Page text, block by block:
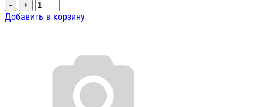
- +
Добавить в корзину